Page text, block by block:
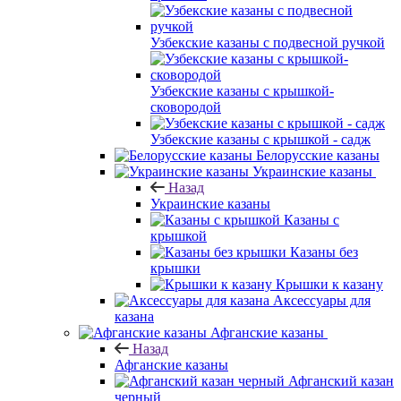
Узбекские казаны с подвесной ручкой
Узбекские казаны с крышкой-
сковородой
Узбекские казаны с крышкой - садж
Белорусские казаны
Украинские казаны
Назад
Украинские казаны
Казаны с
крышкой
Казаны без
крышки
Крышки к казану
Аксессуары для
казана
Афганские казаны
Назад
Афганские казаны
Афганский казан
черный